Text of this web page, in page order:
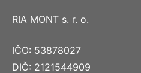
RIA MONT s. r. o.
IČO: 53878027
DIČ: 2121544909